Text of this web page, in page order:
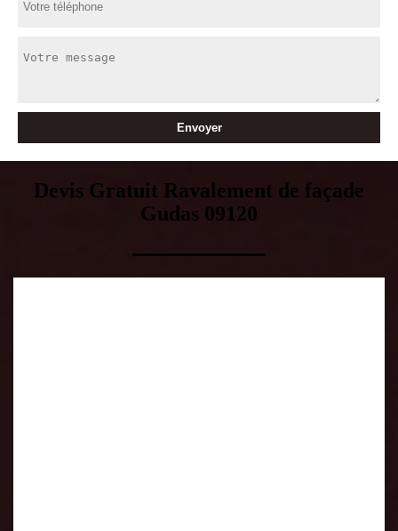
Devis Gratuit Ravalement de façade
Gudas 09120